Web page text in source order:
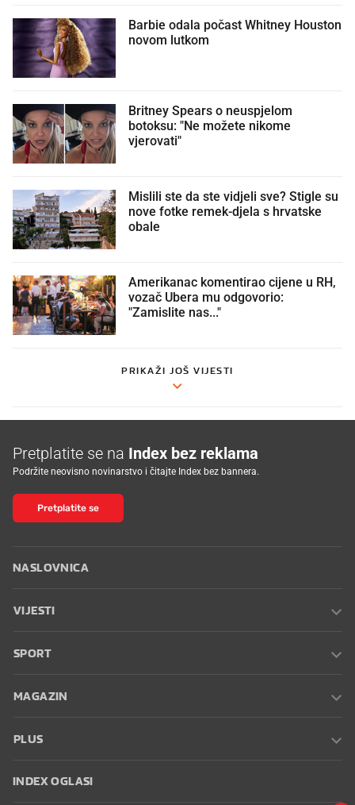
Barbie odala počast Whitney Houston
novom lutkom
Britney Spears o neuspjelom
botoksu: "Ne možete nikome
vjerovati"
Mislili ste da ste vidjeli sve? Stigle su
nove fotke remek-djela s hrvatske
obale
Amerikanac komentirao cijene u RH,
vozač Ubera mu odgovorio:
"Zamislite nas..."
PRIKAŽI JOŠ VIJESTI
Pretplatite se na Index bez reklama
Podržite neovisno novinarstvo i čitajte Index bez bannera.
Pretplatite se
NASLOVNICA
VIJESTI
SPORT
MAGAZIN
PLUS
INDEX OGLASI